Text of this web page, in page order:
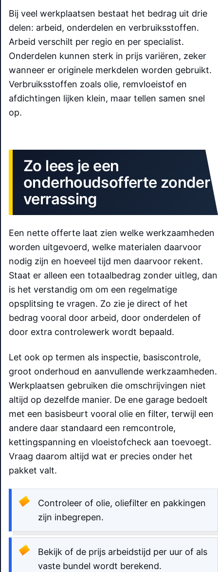
Bij veel werkplaatsen bestaat het bedrag uit drie
delen: arbeid, onderdelen en verbruiksstoffen.
Arbeid verschilt per regio en per specialist.
Onderdelen kunnen sterk in prijs variëren, zeker
wanneer er originele merkdelen worden gebruikt.
Verbruiksstoffen zoals olie, remvloeistof en
afdichtingen lijken klein, maar tellen samen snel
op.
Zo lees je een
onderhoudsofferte zonder
verrassing
Een nette offerte laat zien welke werkzaamheden
worden uitgevoerd, welke materialen daarvoor
nodig zijn en hoeveel tijd men daarvoor rekent.
Staat er alleen een totaalbedrag zonder uitleg, dan
is het verstandig om om een regelmatige
opsplitsing te vragen. Zo zie je direct of het
bedrag vooral door arbeid, door onderdelen of
door extra controlewerk wordt bepaald.
Let ook op termen als inspectie, basiscontrole,
groot onderhoud en aanvullende werkzaamheden.
Werkplaatsen gebruiken die omschrijvingen niet
altijd op dezelfde manier. De ene garage bedoelt
met een basisbeurt vooral olie en filter, terwijl een
andere daar standaard een remcontrole,
kettingspanning en vloeistofcheck aan toevoegt.
Vraag daarom altijd wat er precies onder het
pakket valt.
Controleer of olie, oliefilter en pakkingen
zijn inbegrepen.
Bekijk of de prijs arbeidstijd per uur of als
vaste bundel wordt berekend.